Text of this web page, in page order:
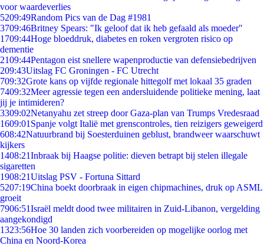
voor waardeverlies
5209:49Random Pics van de Dag #1981
3709:46Britney Spears: "Ik geloof dat ik heb gefaald als moeder"
1709:44Hoge bloeddruk, diabetes en roken vergroten risico op
dementie
2109:44Pentagon eist snellere wapenproductie van defensiebedrijven
209:43Uitslag FC Groningen - FC Utrecht
709:32Grote kans op vijfde regionale hittegolf met lokaal 35 graden
7409:32Meer agressie tegen een andersluidende politieke mening, laat
jij je intimideren?
3309:02Netanyahu zet streep door Gaza-plan van Trumps Vredesraad
1609:01 Spanje volgt Italië met grenscontroles, tien reizigers geweigerd
608:42Natuurbrand bij Soesterduinen geblust, brandweer waarschuwt
kijkers
1408:21Inbraak bij Haagse politie: dieven betrapt bij stelen illegale
sigaretten
1908:21Uitslag PSV - Fortuna Sittard
5207:19China boekt doorbraak in eigen chipmachines, druk op ASML
groeit
7906:51Israël meldt dood twee militairen in Zuid-Libanon, vergelding
aangekondigd
1323:56Hoe 30 landen zich voorbereiden op mogelijke oorlog met
China en Noord-Korea